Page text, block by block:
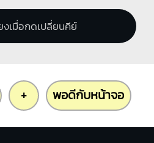
งเมื่อกดเปลี่ยนคีย์
+ พอดีกับหน้าจอ